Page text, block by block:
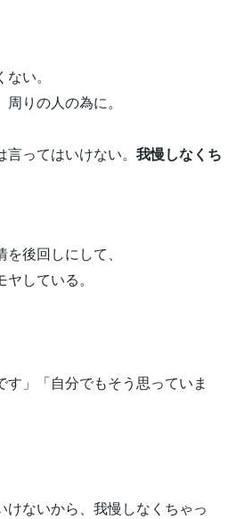
い。
りの人の為に。
ってはいけない。 我慢しなくち
後回しにして、
している。
す」「自分でもそう思っていま
けないから、我慢しなくちゃっ